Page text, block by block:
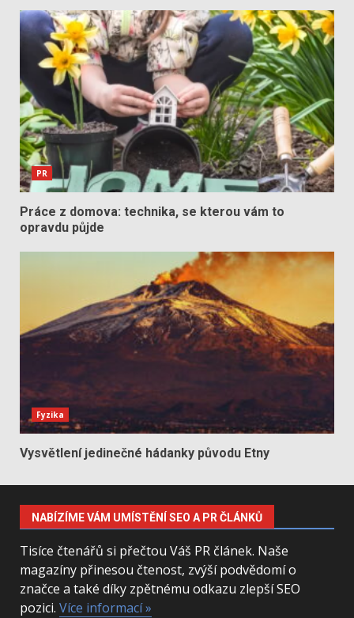
PR
Práce z domova: technika, se kterou vám to
opravdu půjde
Fyzika
Vysvětlení jedinečné hádanky původu Etny
NABÍZÍME VÁM UMÍSTĚNÍ SEO A PR ČLÁNKŮ
Tisíce čtenářů si přečtou Váš PR článek. Naše
magazíny přinesou čtenost, zvýší podvědomí o
značce a také díky zpětnému odkazu zlepší SEO
pozici. Více informací »